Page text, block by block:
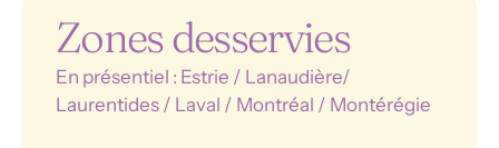
Zones desservies
En présentiel : Estrie / Lanaudière/
Laurentides / Laval / Montréal / Montérégie